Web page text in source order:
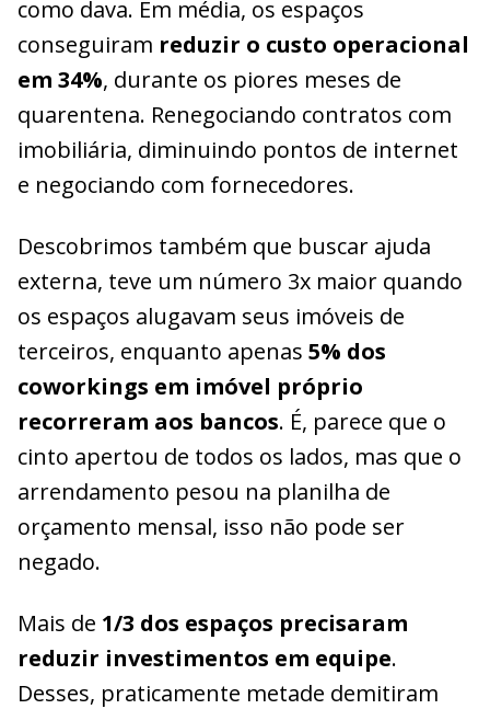
como dava. Em média, os espaços
conseguiram reduzir o custo operacional
em 34%, durante os piores meses de
quarentena. Renegociando contratos com
imobiliária, diminuindo pontos de internet
e negociando com fornecedores.
Descobrimos também que buscar ajuda
externa, teve um número 3x maior quando
os espaços alugavam seus imóveis de
terceiros, enquanto apenas 5% dos
coworkings em imóvel próprio
recorreram aos bancos. É, parece que o
cinto apertou de todos os lados, mas que o
arrendamento pesou na planilha de
orçamento mensal, isso não pode ser
negado.
Mais de 1/3 dos espaços precisaram
reduzir investimentos em equipe.
Desses, praticamente metade demitiram